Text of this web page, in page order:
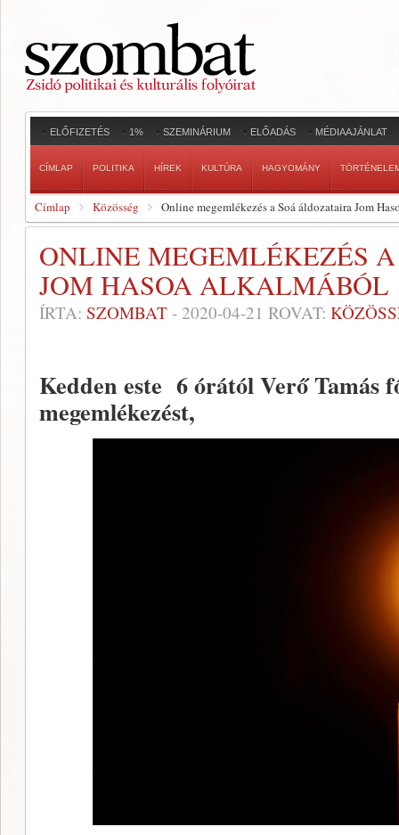
ELŐFIZETÉS 1% SZEMINÁRIUM ELŐADÁS MÉDIAAJÁNLAT
CÍMLAP POLITIKA HÍREK KULTÚRA HAGYOMÁNY
Címlap Közösség Online megemlékezés a Soá áldozataira Jom
ONLINE MEGEMLÉKEZÉS
JOM HASOA ALKALMÁBÓL
ÍRTA: SZOMBAT - 2020-04-21 ROVAT:
Kedden este 6 órától Verő Tamás
megemlékezést,